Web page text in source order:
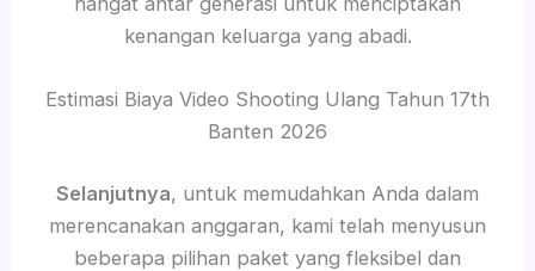
kenangan keluarga yang abadi.
Estimasi Biaya Video Shooting Ulang Tahun 17th
Banten 2026
Selanjutnya, untuk memudahkan Anda dalam
merencanakan anggaran, kami telah menyusun
beberapa pilihan paket yang fleksibel dan